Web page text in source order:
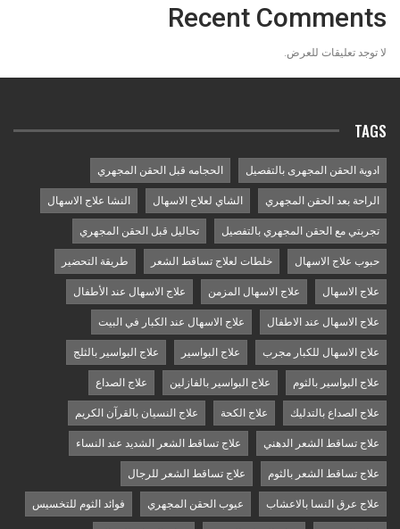
Recent Comments
لا توجد تعليقات للعرض.
TAGS
ادوية الحقن المجهرى بالتفصيل الحجامه قبل الحقن المجهري
الراحة بعد الحقن المجهري الشاي لعلاج الاسهال النشا علاج الاسهال
تجربتي مع الحقن المجهري بالتفصيل تحاليل قبل الحقن المجهري
حبوب علاج الاسهال خلطات لعلاج تساقط الشعر طريقة التحضير
علاج الاسهال علاج الاسهال المزمن علاج الاسهال عند الأطفال
علاج الاسهال عند الاطفال علاج الاسهال عند الكبار في البيت
علاج الاسهال للكبار مجرب علاج البواسير علاج البواسير بالثلج
علاج البواسير بالثوم علاج البواسير بالفازلين علاج الصداع
علاج الصداع بالتدليك علاج الكحة علاج النسيان بالقرآن الكريم
علاج تساقط الشعر الدهني علاج تساقط الشعر الشديد عند النساء
علاج تساقط الشعر بالثوم علاج تساقط الشعر للرجال
علاج عرق النسا بالاعشاب عيوب الحقن المجهري فوائد الثوم للتخسيس